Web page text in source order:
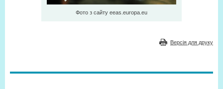
Фото з сайту eeas.europa.eu
Версія для друку